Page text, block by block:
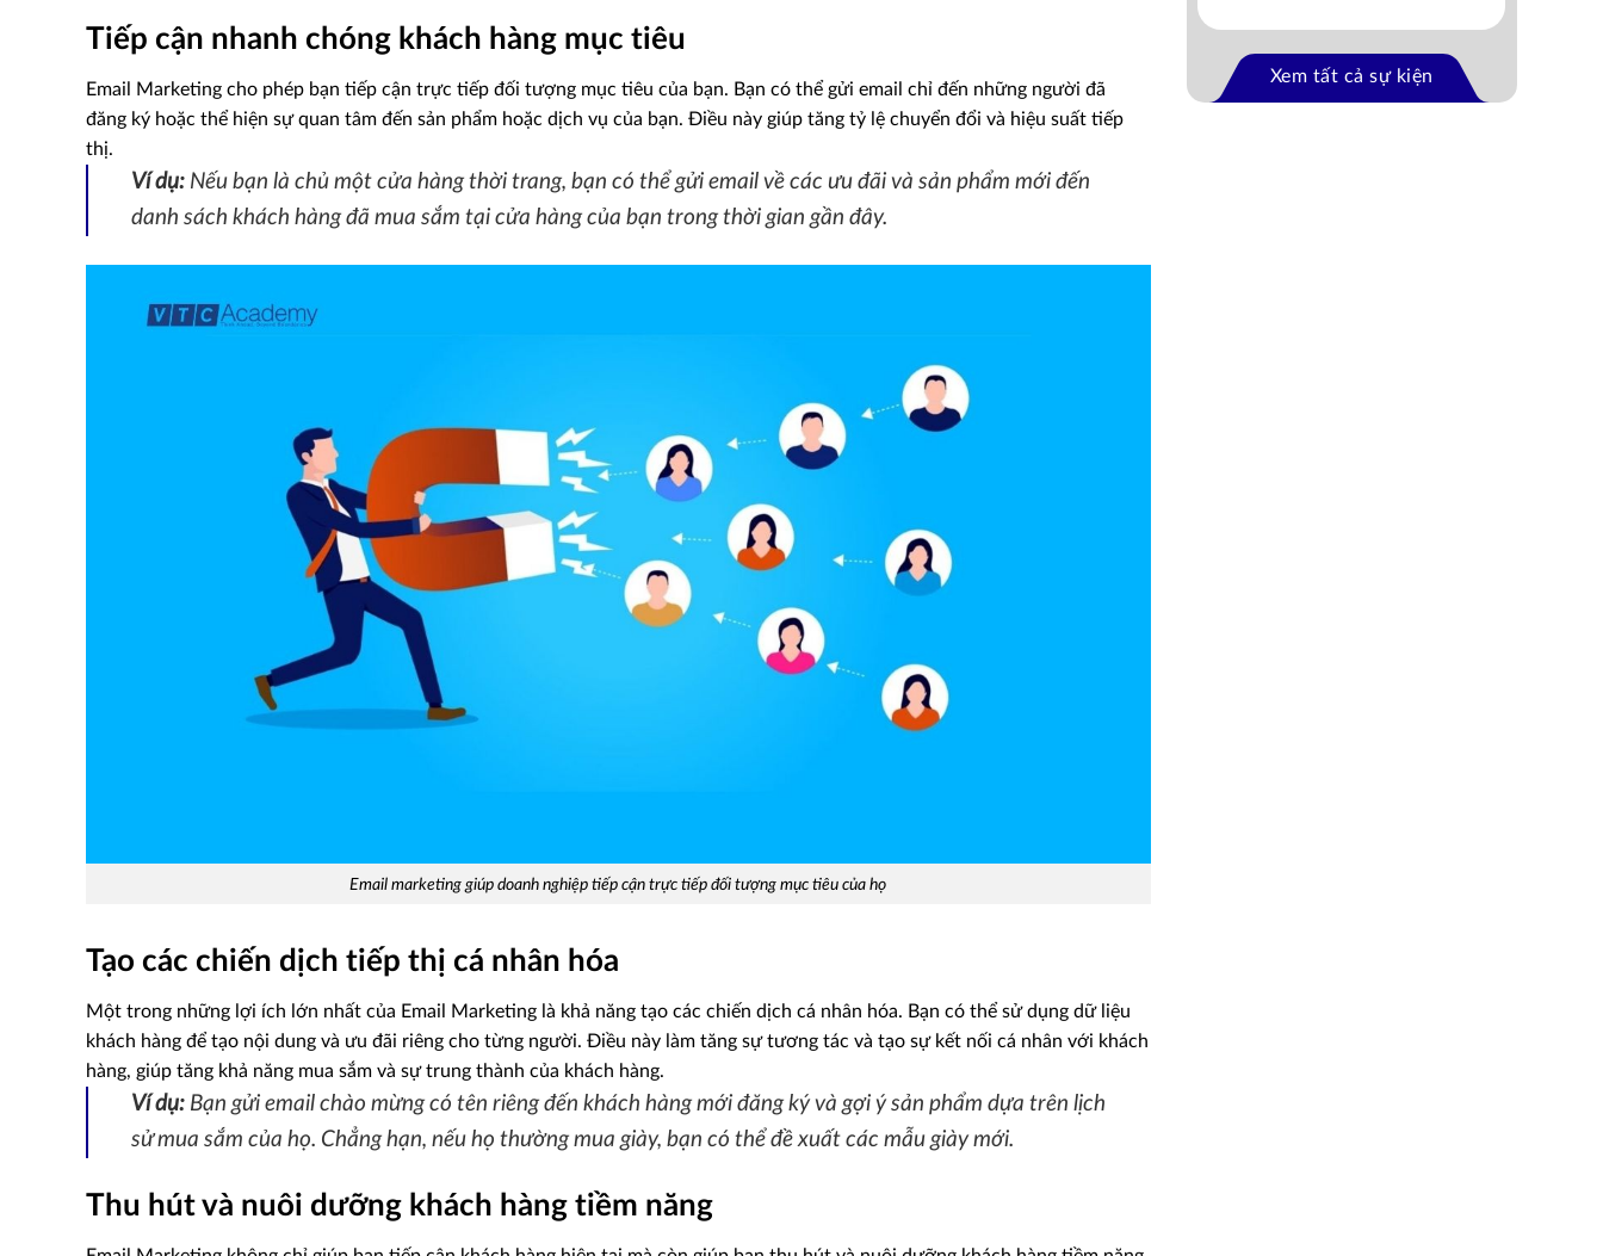
Tiếp cận nhanh chóng khách hàng mục tiêu
Email Marketing cho phép bạn tiếp cận trực tiếp đối tượng mục tiêu của bạn. Bạn có thể gửi email chỉ đến những người đã
đăng ký hoặc thể hiện sự quan tâm đến sản phẩm hoặc dịch vụ của bạn. Điều này giúp tăng tỷ lệ chuyển đổi và hiệu suất tiếp
thị.
Ví dụ: Nếu bạn là chủ một cửa hàng thời trang, bạn có thể gửi email về các ưu đãi và sản phẩm mới đến
danh sách khách hàng đã mua sắm tại cửa hàng của bạn trong thời gian gần đây.
Email marketing giúp doanh nghiệp tiếp cận trực tiếp đối tượng mục tiêu của họ
Tạo các chiến dịch tiếp thị cá nhân hóa
Một trong những lợi ích lớn nhất của Email Marketing là khả năng tạo các chiến dịch cá nhân hóa. Bạn có thể sử dụng dữ liệu
khách hàng để tạo nội dung và ưu đãi riêng cho từng người. Điều này làm tăng sự tương tác và tạo sự kết nối cá nhân với khách
hàng, giúp tăng khả năng mua sắm và sự trung thành của khách hàng.
Ví dụ: Bạn gửi email chào mừng có tên riêng đến khách hàng mới đăng ký và gợi ý sản phẩm dựa trên lịch
sử mua sắm của họ. Chẳng hạn, nếu họ thường mua giày, bạn có thể đề xuất các mẫu giày mới.
Thu hút và nuôi dưỡng khách hàng tiềm năng
Xem tất cả sự kiện